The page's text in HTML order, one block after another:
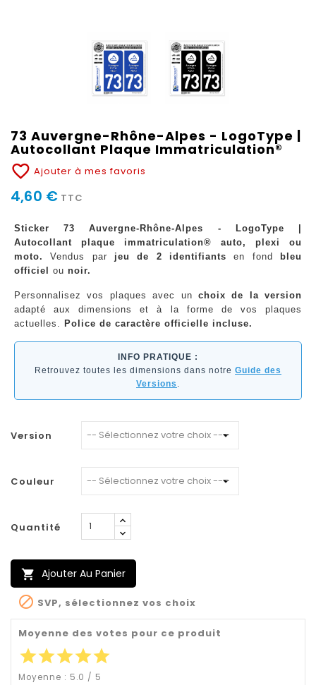
73 Auvergne-Rhône-Alpes - LogoType |
Autocollant Plaque Immatriculation®
favorite_border Ajouter à mes favoris
4,60 € TTC
Sticker 73 Auvergne-Rhône-Alpes - LogoType |
Autocollant plaque immatriculation® auto, plexi ou
moto.
Vendus par jeu de 2 identifiants en fond
bleu
officiel
ou noir.
Personnalisez vos plaques avec un choix de la version
adapté aux dimensions et à la forme de vos plaques
actuelles. Police de caractère officielle incluse.
INFO PRATIQUE :
Retrouvez toutes les dimensions dans notre Guide des
Versions .
Version
Couleur
Quantité
 Ajouter Au Panier
 SVP, sélectionnez vos choix
Moyenne des votes pour ce produit
starstarstarstarstar
Moyenne : 5.0 / 5